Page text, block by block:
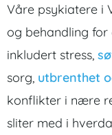
Våre psykiatere i
og behandling
inkludert stress,
sorg, utbrenthet
konflikter i nære
sliter med i